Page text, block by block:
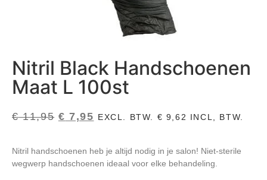
Nitril Black Handschoenen
Maat L 100st
€11,95 € 7,95 EXCL. BTW. € 9,62 INCL, BTW.
Nitril handschoenen heb je altijd nodig in je salon! Niet-sterile
wegwerp handschoenen ideaal voor elke behandeling.